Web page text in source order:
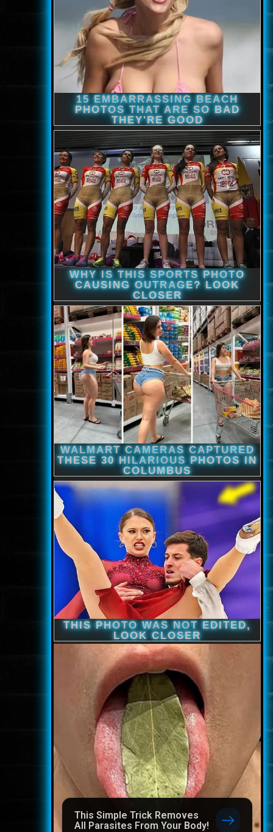
This Simple Trick Removes
All Parasites From Your Body!